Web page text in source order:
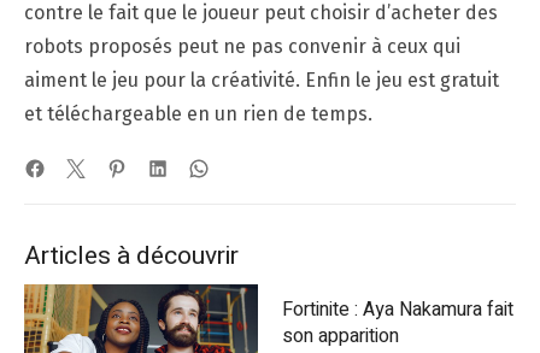
contre le fait que le joueur peut choisir d’acheter des
robots proposés peut ne pas convenir à ceux qui
aiment le jeu pour la créativité. Enfin le jeu est gratuit
et téléchargeable en un rien de temps.
Articles à découvrir
Fortinite : Aya Nakamura fait
son apparition